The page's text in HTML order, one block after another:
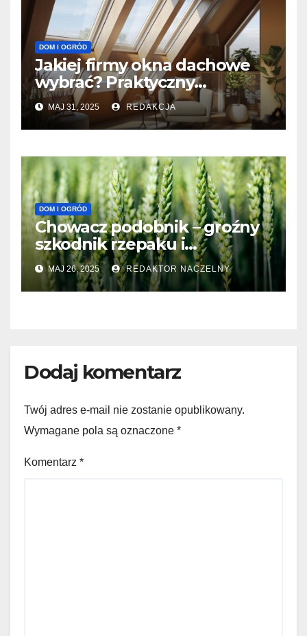
DOM I OGRÓD
Jakiej firmy okna dachowe
wybrać? Praktyczny
przewodnik 2025
MAJ 31, 2025 REDAKCJA
DOM I OGRÓD
Chowacz podobnik – groźny
szkodnik rzepaku i
skuteczne metody jego
zwalczania
MAJ 26, 2025 REDAKTOR NACZELNY
Dodaj komentarz
Twój adres e-mail nie zostanie opublikowany.
Wymagane pola są oznaczone *
Komentarz *